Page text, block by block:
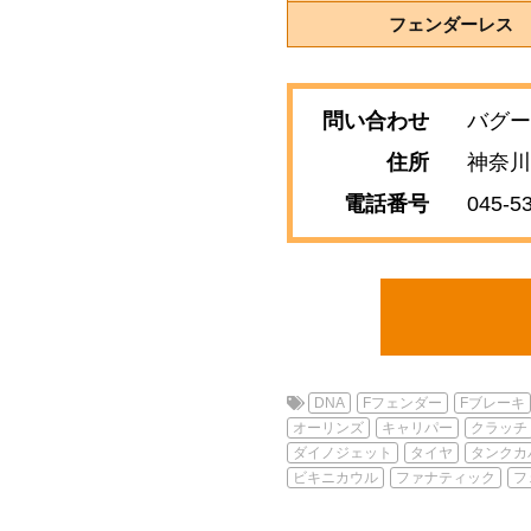
フェンダーレス
問い合わせ
バグ
住所
神奈
電話番号
045-
DNA Fフェンダー
Fブレーキ
オーリンズ
キャリパー
クラッチ
ダイノジェット
タイヤ
タンク
ビキニカウル
ファナティック フ